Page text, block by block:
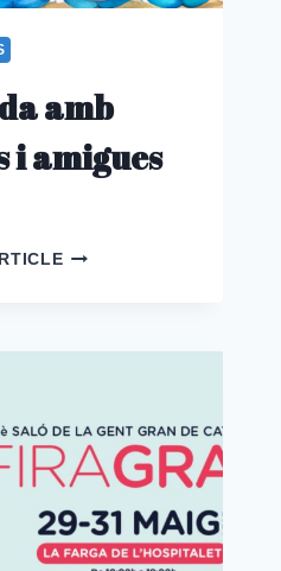
amb
i amigues
UNA
AMICS